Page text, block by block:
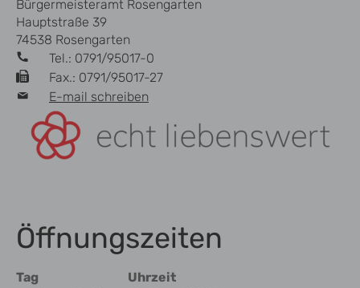
Bürgermeisteramt Rosengarten
Hauptstraße 39
74538 Rosengarten
Tel.: 0791/95017-0
Fax.: 0791/95017-27
E-mail schreiben
Öffnungszeiten
Tag
Uhrzeit